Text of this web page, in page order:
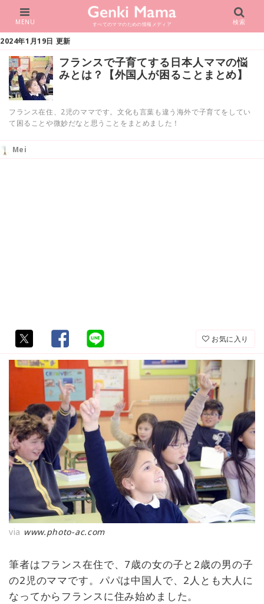
すべてのママのための情報メディア
MENU 検索
2024年1月19日 更新
フランスで子育てする日本人ママの悩
みとは？【外国人が困ることまとめ】
フランス在住、2児のママです。文化も言葉も違う海外で子育てをしてい
て困ることや微妙だなと思うことをまとめました！
Mei
お気に入り
via www.photo-ac.com
筆者はフランス在住で、7歳の女の子と2歳の男の子
の2児のママです。パパは中国人で、2人とも大人に
なってからフランスに住み始めました。